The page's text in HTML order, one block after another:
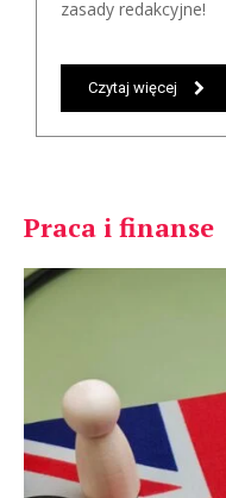
zasady redakcyjne!
Czytaj więcej
Praca i finanse